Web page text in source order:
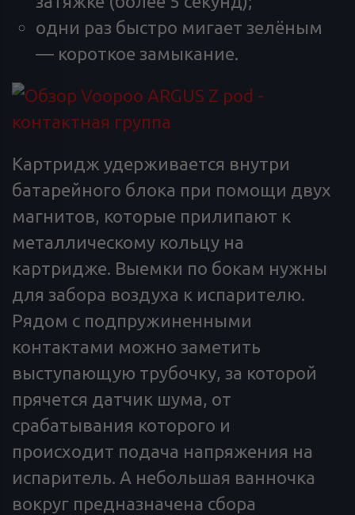
одни раз быстро мигает зелёным
— короткое замыкание.
Картридж удерживается внутри
батарейного блока при помощи двух
магнитов, которые прилипают к
металлическому кольцу на
картридже. Выемки по бокам нужны
для забора воздуха к испарителю.
Рядом с подпружиненными
контактами можно заметить
выступающую трубочку, за которой
прячется датчик шума, от
срабатывания которого и
происходит подача напряжения на
испаритель. А небольшая ванночка
вокруг предназначена сбора